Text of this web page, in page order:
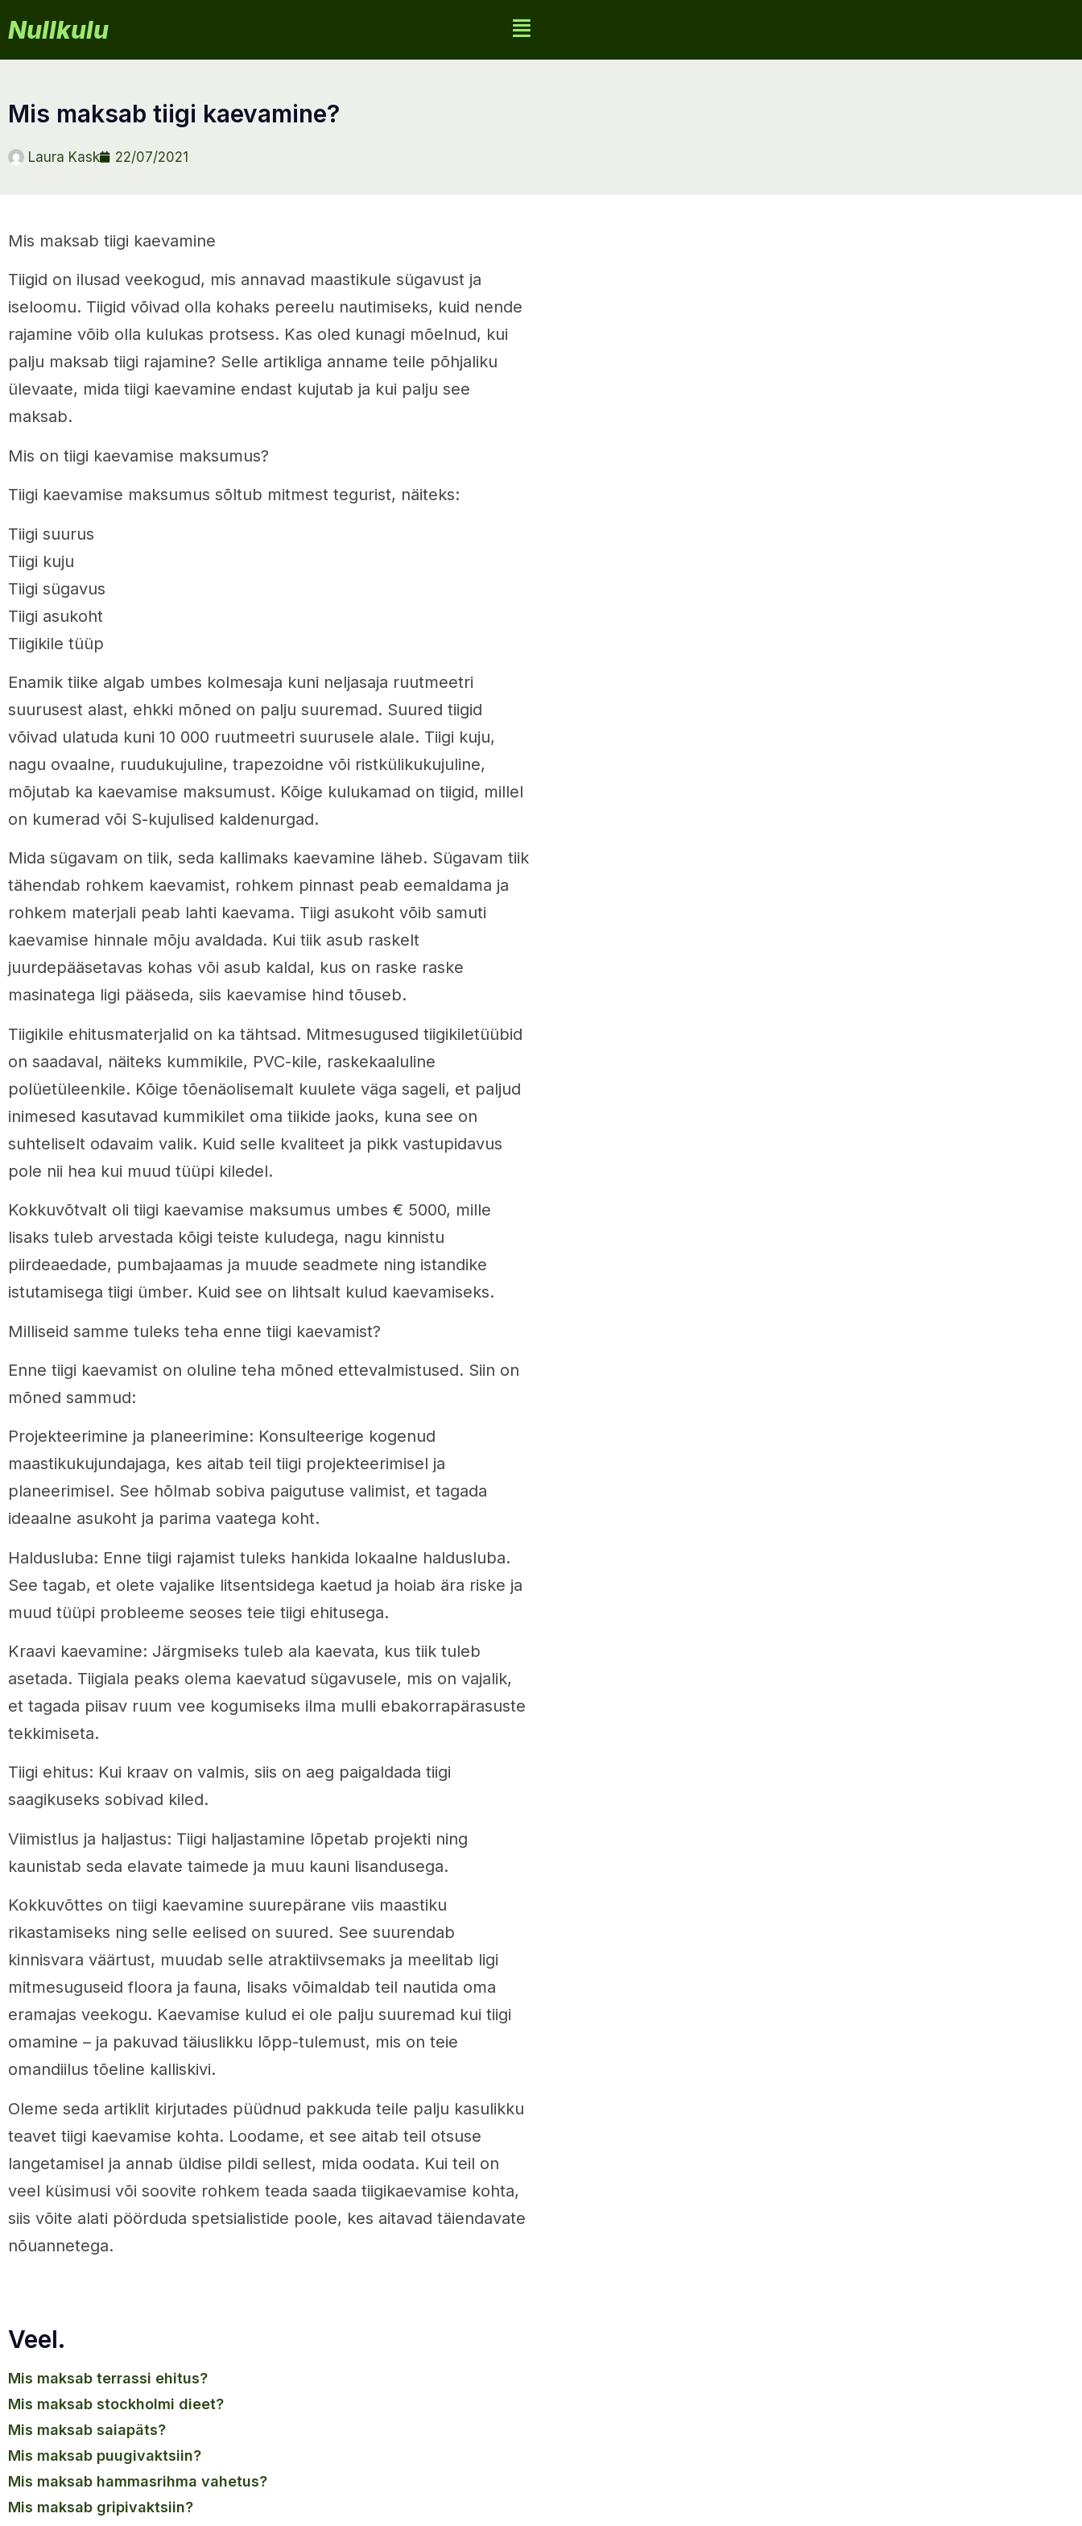
Nullkulu
mis maksab tiigi kaevamine?
Laura Kask 22/07/2021
Mis maksab tiigi kaevamine
Tiigid on ilusad veekogud, mis annavad maastikule sügavust ja
iseloomu. Tiigid võivad olla kohaks pereelu nautimiseks, kuid nende
rajamine võib olla kulukas protsess. Kas oled kunagi mõelnud, kui
palju maksab tiigi rajamine? Selle artikliga anname teile põhjaliku
ülevaate, mida tiigi kaevamine endast kujutab ja kui palju see
maksab.
Mis on tiigi kaevamise maksumus?
Tiigi kaevamise maksumus sõltub mitmest tegurist, näiteks:
Tiigi suurus
Tiigi kuju
Tiigi sügavus
Tiigi asukoht
Tiigikile tüüp
Enamik tiike algab umbes kolmesaja kuni neljasaja ruutmeetri
suurusest alast, ehkki mõned on palju suuremad. Suured tiigid
võivad ulatuda kuni 10 000 ruutmeetri suurusele alale. Tiigi kuju,
nagu ovaalne, ruudukujuline, trapezoidne või ristkülikukujuline,
mõjutab ka kaevamise maksumust. Kõige kulukamad on tiigid, millel
on kumerad või S-kujulised kaldenurgad.
Mida sügavam on tiik, seda kallimaks kaevamine läheb. Sügavam tiik
tähendab rohkem kaevamist, rohkem pinnast peab eemaldama ja
rohkem materjali peab lahti kaevama. Tiigi asukoht võib samuti
kaevamise hinnale mõju avaldada. Kui tiik asub raskelt
juurdepääsetavas kohas või asub kaldal, kus on raske raske
masinatega ligi pääseda, siis kaevamise hind tõuseb.
Tiigikile ehitusmaterjalid on ka tähtsad. Mitmesugused tiigikiletüübid
on saadaval, näiteks kummikile, PVC-kile, raskekaaluline
polüetüleenkile. Kõige tõenäolisemalt kuulete väga sageli, et paljud
inimesed kasutavad kummikilet oma tiikide jaoks, kuna see on
suhteliselt odavaim valik. Kuid selle kvaliteet ja pikk vastupidavus
pole nii hea kui muud tüüpi kiledel.
Kokkuvõtvalt oli tiigi kaevamise maksumus umbes € 5000, mille
lisaks tuleb arvestada kõigi teiste kuludega, nagu kinnistu
piirdeaedade, pumbajaamas ja muude seadmete ning istandike
istutamisega tiigi ümber. Kuid see on lihtsalt kulud kaevamiseks.
Milliseid samme tuleks teha enne tiigi kaevamist?
Enne tiigi kaevamist on oluline teha mõned ettevalmistused. Siin on
mõned sammud:
Projekteerimine ja planeerimine: Konsulteerige kogenud
maastikukujundajaga, kes aitab teil tiigi projekteerimisel ja
planeerimisel. See hõlmab sobiva paigutuse valimist, et tagada
ideaalne asukoht ja parima vaatega koht.
Haldusluba: Enne tiigi rajamist tuleks hankida lokaalne haldusluba.
See tagab, et olete vajalike litsentsidega kaetud ja hoiab ära riske ja
muud tüüpi probleeme seoses teie tiigi ehitusega.
Kraavi kaevamine: Järgmiseks tuleb ala kaevata, kus tiik tuleb
asetada. Tiigiala peaks olema kaevatud sügavusele, mis on vajalik,
et tagada piisav ruum vee kogumiseks ilma mulli ebakorrapärasuste
tekkimiseta.
Tiigi ehitus: Kui kraav on valmis, siis on aeg paigaldada tiigi
saagikuseks sobivad kiled.
Viimistlus ja haljastus: Tiigi haljastamine lõpetab projekti ning
kaunistab seda elavate taimede ja muu kauni lisandusega.
Kokkuvõttes on tiigi kaevamine suurepärane viis maastiku
rikastamiseks ning selle eelised on suured. See suurendab
kinnisvara väärtust, muudab selle atraktiivsemaks ja meelitab ligi
mitmesuguseid floora ja fauna, lisaks võimaldab teil nautida oma
eramajas veekogu. Kaevamise kulud ei ole palju suuremad kui tiigi
omamine – ja pakuvad täiuslikku lõpp-tulemust, mis on teie
omandiilus tõeline kalliskivi.
Oleme seda artiklit kirjutades püüdnud pakkuda teile palju kasulikku
teavet tiigi kaevamise kohta. Loodame, et see aitab teil otsuse
langetamisel ja annab üldise pildi sellest, mida oodata. Kui teil on
veel küsimusi või soovite rohkem teada saada tiigikaevamise kohta,
siis võite alati pöörduda spetsialistide poole, kes aitavad täiendavate
nõuannetega.
Veel.
mis maksab terrassi ehitus?
mis maksab stockholmi dieet?
mis maksab saiapäts?
mis maksab puugivaktsiin?
mis maksab hammasrihma vahetus?
mis maksab gripivaktsiin?